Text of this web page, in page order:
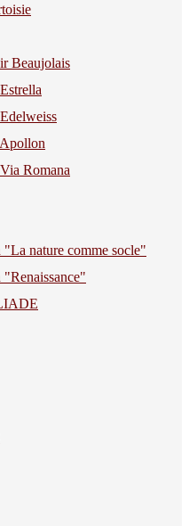
Beaujolais
Romana
nature comme socle"